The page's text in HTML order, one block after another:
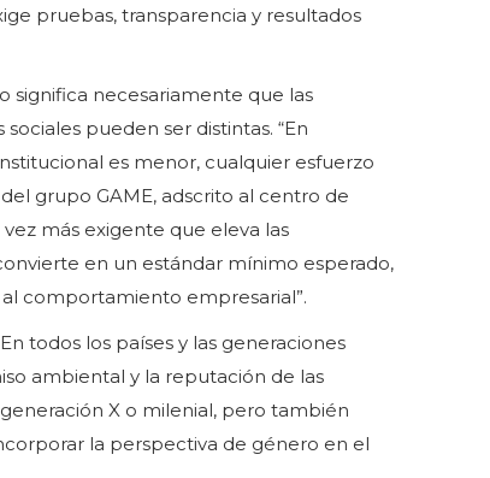
pruebas, transparencia y resultados
significa necesariamente que las
pueden ser distintas. “En
es menor, cualquier esfuerzo
grupo GAME, adscrito al centro de
más exigente que eleva las
en un estándar mínimo esperado,
comportamiento empresarial”.
todos los países y las generaciones
ambiental y la reputación de las
X o milenial, pero también
la perspectiva de género en el